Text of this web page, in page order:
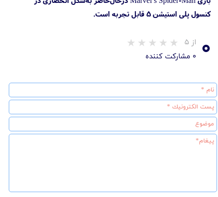
کنسول پلی استیشن 5 قابل تجربه است.
۰ از ۵
۰ مشارکت کننده